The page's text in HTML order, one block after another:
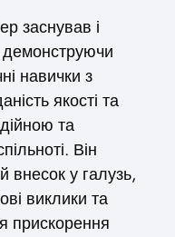
заснував і
демонструючи
навички з
якості та
та
Він
внесок у галузь,
виклики та
прискорення